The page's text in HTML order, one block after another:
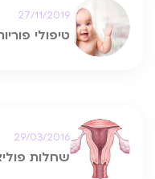
טיפולי
27/11/2019
שחלות
29/03/2016